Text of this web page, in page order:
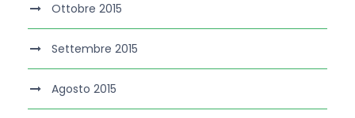
Ottobre 2015
Settembre 2015
Agosto 2015